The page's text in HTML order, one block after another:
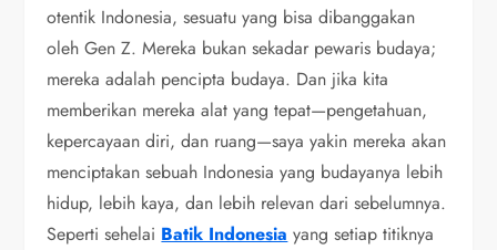
otentik Indonesia, sesuatu yang bisa dibanggakan
oleh Gen Z. Mereka bukan sekadar pewaris budaya;
mereka adalah pencipta budaya. Dan jika kita
memberikan mereka alat yang tepat—pengetahuan,
kepercayaan diri, dan ruang—saya yakin mereka akan
menciptakan sebuah Indonesia yang budayanya lebih
hidup, lebih kaya, dan lebih relevan dari sebelumnya.
Seperti sehelai Batik Indonesia yang setiap titiknya